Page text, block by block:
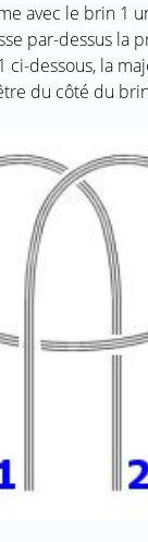
avec le brin 1
par-dessus la
ci-dessous, la
du côté du